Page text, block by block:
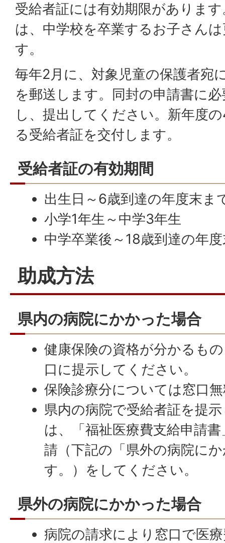
受給者証には有効期限がありま
は、中学校を卒業するお子さん
す。
毎年2月に、対象児童の保護者宛
を郵送します。同封の申請書に
し、提出してください。新年度
る受給者証を交付します。
受給者証の有効期間
出生日～6歳到達の年度末ま
小学1年生～中学3年生
中学卒業後～18歳到達の年
助成方法
県内の病院にかかった場合
健康保険の資格が分かるも
口に提示してください。
保険診療分については窓口
県内の病院で受給者証を提
は、「福祉医療費支給申請
請（下記の「県外の病院に
す。）をしてください。
県外の病院にかかった場合
病院の請求により窓口で医